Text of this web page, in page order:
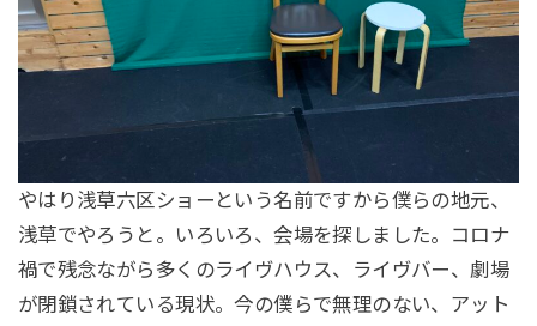
やはり浅草六区ショーという名前ですから僕らの地元、
浅草でやろうと。いろいろ、会場を探しました。コロナ
禍で残念ながら多くのライヴハウス、ライヴバー、劇場
が閉鎖されている現状。今の僕らで無理のない、アット